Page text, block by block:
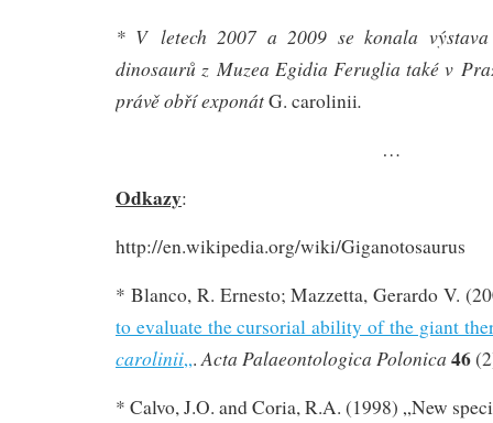
* V letech 2007 a 2009 se konala výstava
dinosaurů z Muzea Egidia Feruglia také v
právě obří exponátG. carolinii.
…
Odkazy:
http://en.wikipedia.org/wiki/Giganotosaurus
* Blanco, R. Ernesto; Mazzetta, Gerardo V.
to evaluate the cursorial ability of the giant
carolinii„. Acta Palaeontologica Polonica 46
* Calvo, J.O. and Coria, R.A. (1998) „New